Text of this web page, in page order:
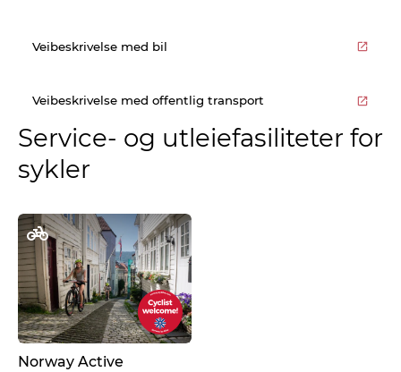
Veibeskrivelse med bil
Veibeskrivelse med offentlig transport
Service- og utleiefasiliteter for
sykler
Norway Active